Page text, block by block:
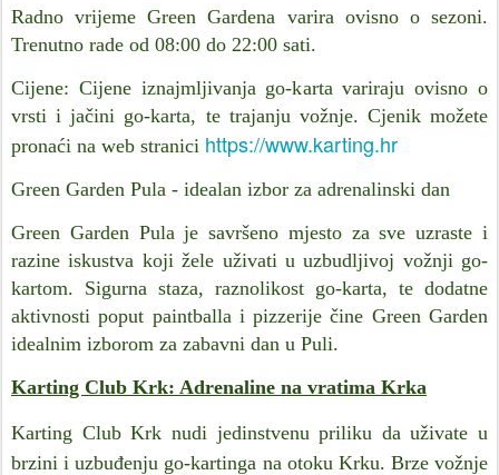
Radno vrijeme Green Gardena varira ovisno o sezoni.
Trenutno rade od 08:00 do 22:00 sati.
Cijene: Cijene iznajmljivanja go-karta variraju ovisno o
vrsti i jačini go-karta, te trajanju vožnje. Cjenik možete
pronaći na web stranici https://www.karting.hr
Green Garden Pula - idealan izbor za adrenalinski dan
Green Garden Pula je savršeno mjesto za sve uzraste i
razine iskustva koji žele uživati u uzbudljivoj vožnji go-
kartom. Sigurna staza, raznolikost go-karta, te dodatne
aktivnosti poput paintballa i pizzerije čine Green Garden
idealnim izborom za zabavni dan u Puli.
Karting Club Krk: Adrenaline na vratima Krka
Karting Club Krk nudi jedinstvenu priliku da uživate u
brzini i uzbuđenju go-kartinga na otoku Krku. Brze vožnje